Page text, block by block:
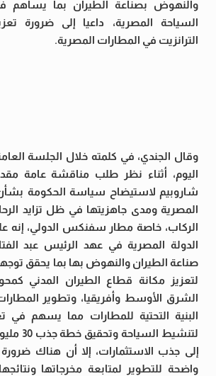
والنهوض بصناعة الطيران بما يساهم
السياحة المصرية، داعيا إلى ضرورة
الترانزيت في المطارات المصرية.
وقال الجندي، في كلمته خلال الجلسة
اليوم، أثناء نظر طلب مناقشة عامة
شاروبيم لاستيضاح سياسة الحكومة
المصرية ومدى جاهزيتها في ظل تزايد
الركاب، خاصة مطار سفنكس الدولي، إنه
الدولة المصرية في عهد الرئيس عبد
صناعة الطيران والنهوض بها بما يحقق
لتعزيز مكانة قطاع الطيران المدني
الشرق الأوسط وأفريقيا، وتطوير
البنية التحتية للمطارات مما يسهم في
لتنشيط
إلى جذب الاستثمارات، إلا أن هناك ضرورة
واضحة للتطوير لمتابعة مخرجاتها